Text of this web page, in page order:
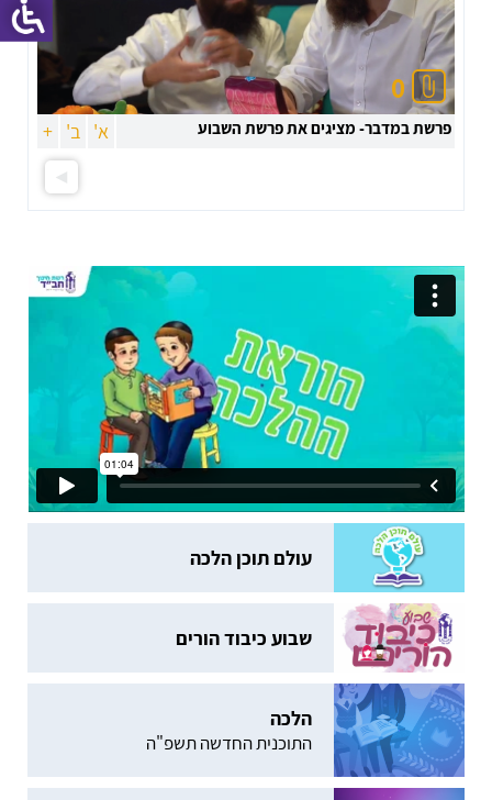
0
פרשת במדבר- מציגים את פרשת השבוע א' ב' +
עולם תוכן הלכה
שבוע כיבוד הורים
הלכה
התוכנית החדשה תשפ"ה